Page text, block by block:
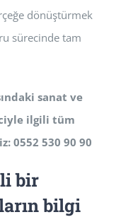
dönüştürmek
sürecinde tam
sanat ve
ilgili tüm
0552 530 90 90
bir
bilgi